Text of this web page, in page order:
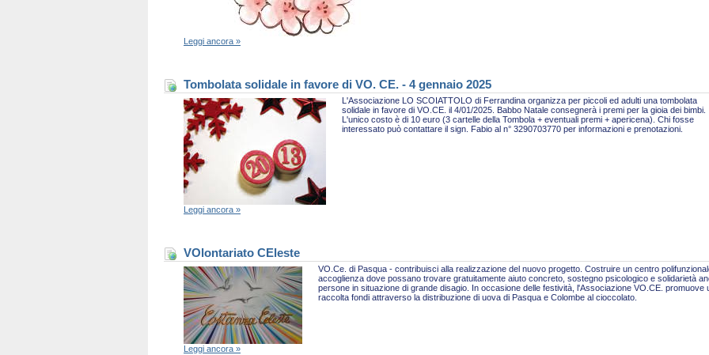
Leggi ancora »
Tombolata solidale in favore di VO. CE. - 4 gennaio 2025
L'Associazione LO SCOIATTOLO di Ferrandina organizza per piccoli ed adulti una tombolata
solidale in favore di VO.CE. il 4/01/2025. Babbo Natale consegnerà i premi per la gioia dei bimbi.
L'unico costo è di 10 euro (3 cartelle della Tombola + eventuali premi + apericena). Chi fosse
interessato può contattare il sign. Fabio al n° 3290703770 per informazioni e prenotazioni.
Leggi ancora »
VOlontariato CEleste
VO.Ce. di Pasqua - contribuisci alla realizzazione del nuovo progetto. Costruire un centro
accoglienza dove possano trovare gratuitamente aiuto concreto, sostegno psicologico e solidarietà
persone in situazione di grande disagio. In occasione delle festività, l'Associazione VO.CE. promuove
raccolta fondi attraverso la distribuzione di uova di Pasqua e Colombe al cioccolato.
Leggi ancora »